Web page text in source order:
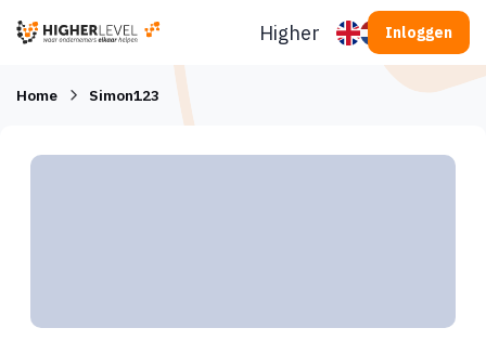
Higherlevel Inloggen
Home Simon123